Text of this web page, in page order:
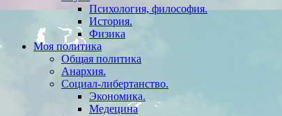
Психология, философия.
История.
Физика
Моя политика
Общая политика
Анархия.
Социал-либертанство.
Экономика.
Медецина